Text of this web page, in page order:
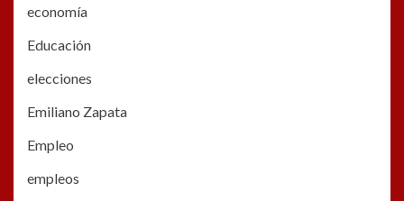
economía
Educación
elecciones
Emiliano Zapata
Empleo
empleos